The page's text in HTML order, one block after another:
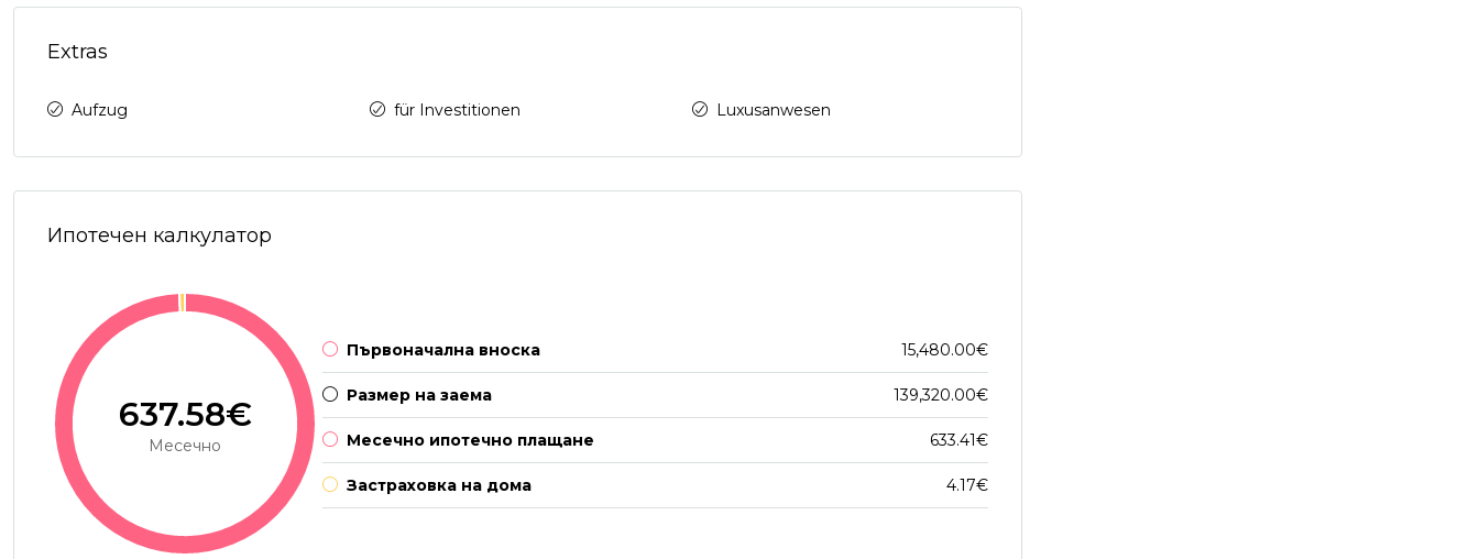
Extras
Aufzug für Investitionen Luxusanwesen
Ипотечен калкулатор
637.58€
Месечно
Първоначална вноска 15,480.00€
Размер на заема 139,320.00€
Месечно ипотечно плащане 633.41€
Застраховка на дома 4.17€